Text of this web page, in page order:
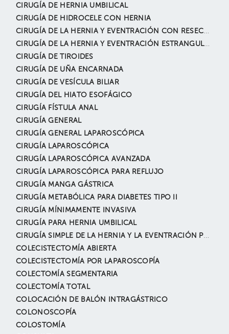
CIRUGÍA DE HERNIA UMBILICAL
CIRUGÍA DE HIDROCELE CON HERNIA
CIRUGÍA DE LA HERNIA Y EVENTRACIÓN CON RESECCIÓN INTESTINAL
CIRUGÍA DE LA HERNIA Y EVENTRACIÓN ESTRANGULADA
CIRUGÍA DE TIROIDES
CIRUGÍA DE UÑA ENCARNADA
CIRUGÍA DE VESÍCULA BILIAR
CIRUGÍA DEL HIATO ESOFÁGICO
CIRUGÍA FÍSTULA ANAL
CIRUGÍA GENERAL
CIRUGÍA GENERAL LAPAROSCÓPICA
CIRUGÍA LAPAROSCÓPICA
CIRUGÍA LAPAROSCÓPICA AVANZADA
CIRUGÍA LAPAROSCÓPICA PARA REFLUJO
CIRUGÍA MANGA GÁSTRICA
CIRUGÍA METABÓLICA PARA DIABETES TIPO II
CIRUGÍA MÍNIMAMENTE INVASIVA
CIRUGÍA PARA HERNIA UMBILICAL
CIRUGÍA SIMPLE DE LA HERNIA Y LA EVENTRACIÓN POR LAPAROSCOPÍA
COLECISTECTOMÍA ABIERTA
COLECISTECTOMÍA POR LAPAROSCOPÍA
COLECTOMÍA SEGMENTARIA
COLECTOMÍA TOTAL
COLOCACIÓN DE BALÓN INTRAGÁSTRICO
COLONOSCOPÍA
COLOSTOMÍA